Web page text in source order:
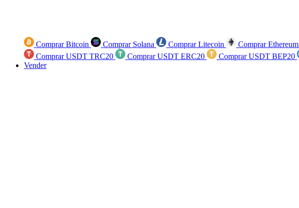
Comprar Bitcoin Comprar Solana Comprar Litecoin Comprar Ethereum
Comprar USDT TRC20
Comprar USDT ERC20 Comprar USDT BEP20
Vender